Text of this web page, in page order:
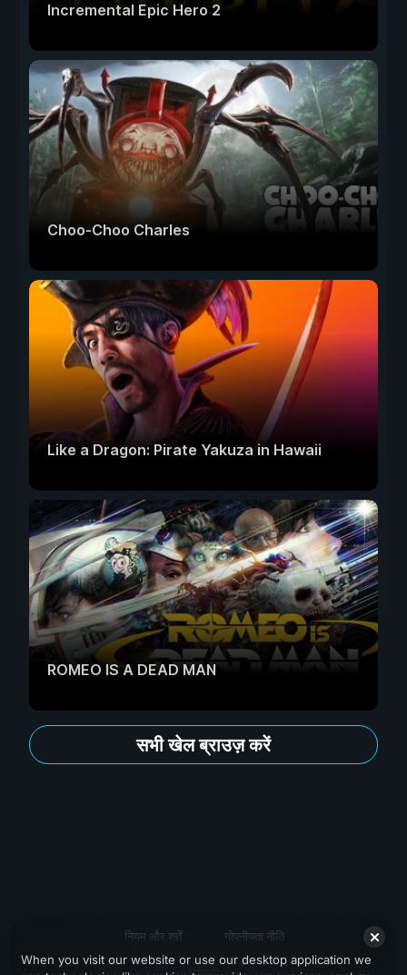
Incremental Epic Hero 2
Choo-Choo Charles
Like a Dragon: Pirate Yakuza in Hawaii
ROMEO IS A DEAD MAN
सभी खेल ब्राउज़ करें
नियम और शर्तें गोपनीयता नीति
When you visit our website or use our desktop application we